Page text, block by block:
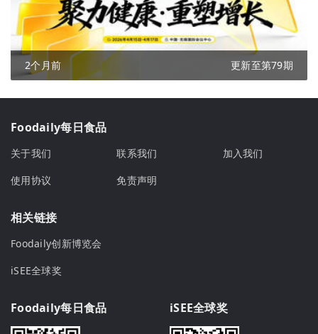
2个月前 更新至第79期
Foodaily每日食品
关于我们 联系我们
加入我们
使用协议
免责声明
相关链接
Foodaily创新博览会
iSEE全球奖
Foodaily每日食品 iSEE全球奖